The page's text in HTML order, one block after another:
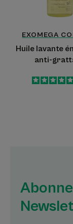
EXOMEGA
Huile lavante
anti-